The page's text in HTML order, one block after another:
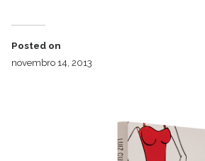
Posted on
novembro 14, 2013